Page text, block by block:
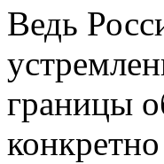
Ведь
границы